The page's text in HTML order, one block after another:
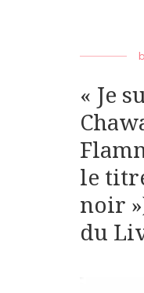
« Je
le
noir
du